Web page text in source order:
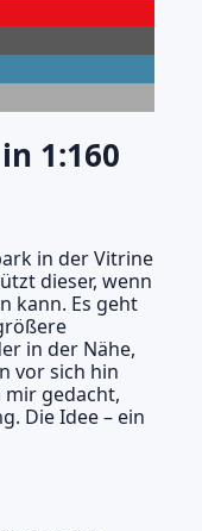
1:160
in der Vitrine
dieser, wenn
kann. Es geht
in der Nähe,
vor sich hin
gedacht,
Die Idee – ein